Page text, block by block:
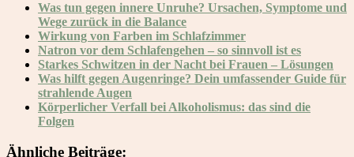
Was tun gegen innere Unruhe? Ursachen, Symptome und
Wege zurück in die Balance
Wirkung von Farben im Schlafzimmer
Natron vor dem Schlafengehen – so sinnvoll ist es
Starkes Schwitzen in der Nacht bei Frauen – Lösungen
Was hilft gegen Augenringe? Dein umfassender Guide für
strahlende Augen
Körperlicher Verfall bei Alkoholismus: das sind die
Folgen
Ähnliche Beiträge: